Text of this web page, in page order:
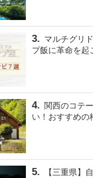
マルチグリ
プ飯に革命を起
関西のコテ
い！おすすめの
【三重県】